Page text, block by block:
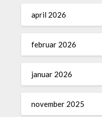
april 2026
februar 2026
januar 2026
november 2025